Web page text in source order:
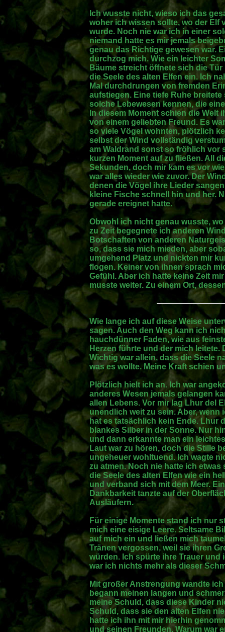
Ich wusste nicht, wieso ich das
woher ich wissen sollte, wo der Elf
wurde. Noch nie war ich in einer
niemand hatte es mir jemals
genau das Richtige gewesen war.
durchzog mich. Wie ein leichter
Bäume streicht öffnete sich die
die Seele des alten Elfen ein. Ich
Mal durchdrungen von fremden
aufstiegen. Eine tiefe Ruhe
solche Lebewesen kennen, die
In diesem Moment schien die Welt
von einem geliebten Freund. Es
so viele Vögel wohnten, plötzlich
selbst der Wind vollständig
am Waldrand sonst so fröhlich vor
kurzen Moment auf zu fließen. All
Sekunden, doch mir kam es vor
war alles wieder wie zuvor. Der
denen die Vögel ihre Lieder
kleine Fische schnell hin und her.
gerade ereignet hatte.
Obwohl ich nicht genau wusste,
zu Zeit begegnete ich anderen
Botschaften von anderen
so, dass sie mich mieden, aber
umgehend Platz und nickten mir
flogen. Keiner von ihnen sprach
Gefühl. Aber ich hatte keine Zeit
musste weiter. Zu einem Ort,
Wie lange ich auf diese Weise
sagen. Auch den Weg kann ich
hauchdünner Faden, wie aus
Herzen führte und der mich leitete.
Wichtig war allein, dass die Seele
was es wollte. Meine Kraft schien
Plötzlich hielt ich an. Ich war
anderes Wesen jemals gelangen
allen Lebens. Vor mir lag Lhur del
unendlich weit zu sein. Aber,
hat es tatsächlich kein Ende. Lhur
blankes Silber in der Sonne. Nur
und dann erkannte man ein
Laut war zu hören, doch die Stille
ungeheuer wohltuend. Ich wagte
zu atmen. Noch nie hatte ich
die Seele des alten Elfen wie ein
und verband sich mit dem Meer.
Dankbarkeit tanzte auf der
Ausläufern.
Für einige Momente stand ich nur
mich eine eisige Leere. Seltsame
auf mich ein und ließen mich
Tränen vergossen, weil sie ihren
würden. Ich spürte ihre Trauer und
war ich nichts mehr als dieser
Mit großer Anstrengung wandte
begann meinen langen und
meine Schuld, dass diese Kinder
Schuld, dass sie den alten Elfen
hatte ich ihn mit mir hierhin
und seinen Freunden. Warum war